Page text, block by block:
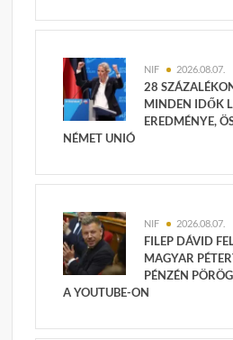
NIF 2026.08.07.
28
MINDEN IDŐK
EREDMÉNYE,
NÉMET UNIÓ
NIF 2026.08.07.
FILEP DÁVID
MAGYAR
PÉNZÉN
A YOUTUBE-ON